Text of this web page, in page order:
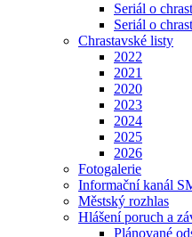
Seriál o
Seriál o
Chrastavské listy
2022
2021
2020
2023
2024
2025
2026
Fotogalerie
Informační kanál
Městský rozhlas
Hlášení poruch a
Plánované